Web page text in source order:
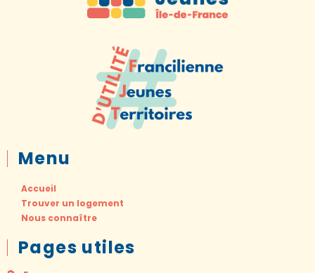
Menu
Accueil
Trouver un logement
Nous connaître
Pages utiles